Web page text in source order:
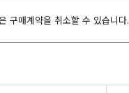
구매계약을 취소할 수 있습니다.